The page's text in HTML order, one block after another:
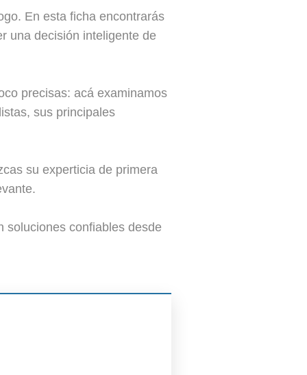
En esta ficha encontrarás
una decisión inteligente de
precisas: acá examinamos
sus principales
su experticia de primera
soluciones confiables desde